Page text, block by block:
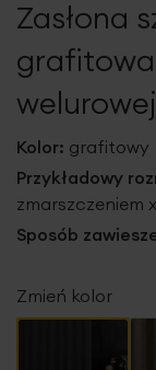
galerii
Zasłona
Kolor: grafitowy
Przykładowy
zmarszczeniem
Sposób
Zmień kolor